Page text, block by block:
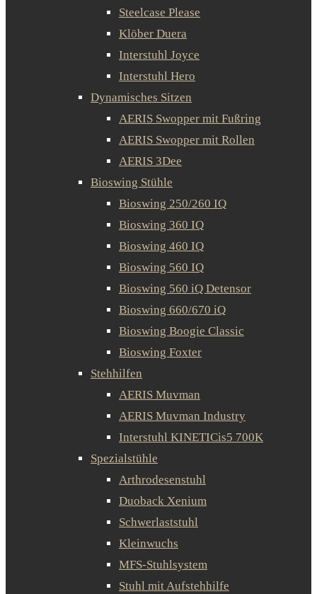
Steelcase Please
Klöber Duera
Interstuhl Joyce
Interstuhl Hero
Dynamisches Sitzen
AERIS Swopper mit Fußring
AERIS Swopper mit Rollen
AERIS 3Dee
Bioswing Stühle
Bioswing 250/260 IQ
Bioswing 360 IQ
Bioswing 460 IQ
Bioswing 560 IQ
Bioswing 560 iQ Detensor
Bioswing 660/670 iQ
Bioswing Boogie Classic
Bioswing Foxter
Stehhilfen
AERIS Muvman
AERIS Muvman Industry
Interstuhl KINETICis5 700K
Spezialstühle
Arthrodesenstuhl
Duoback Xenium
Schwerlaststuhl
Kleinwuchs
MFS-Stuhlsystem
Stuhl mit Aufstehhilfe